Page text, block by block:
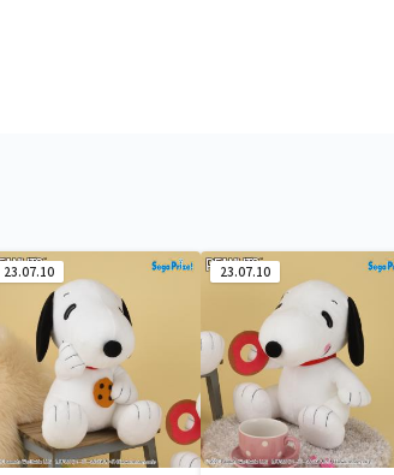
23.07.10 23.07.10